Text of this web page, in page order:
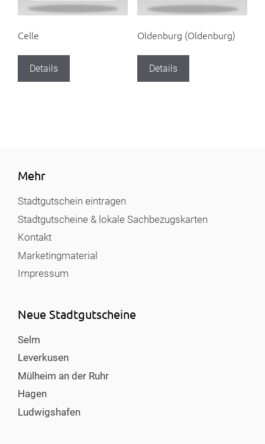
Celle
Details
Oldenburg (Oldenburg)
Details
Mehr
Stadtgutschein eintragen
Stadtgutscheine & lokale Sachbezugskarten
Kontakt
Marketingmaterial
Impressum
Neue Stadtgutscheine
Selm
Leverkusen
Mülheim an der Ruhr
Hagen
Ludwigshafen